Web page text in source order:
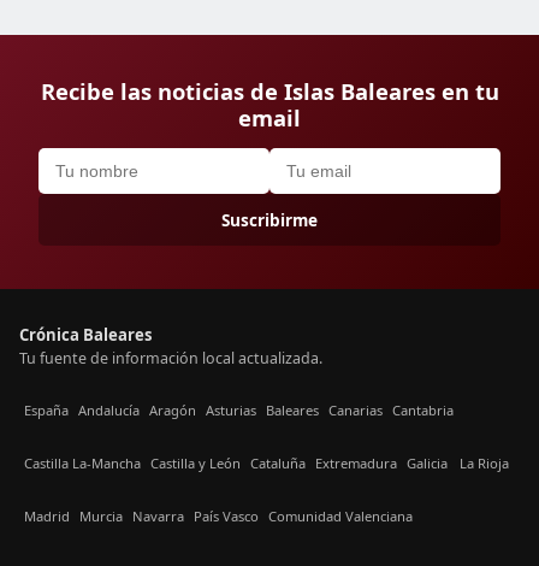
Recibe las noticias de Islas Baleares en tu
email
Suscribirme
Crónica Baleares
Tu fuente de información local actualizada.
España Andalucía Aragón Asturias Baleares Canarias Cantabria
Castilla La-Mancha Castilla y León Cataluña Extremadura Galicia La Rioja
Madrid Murcia Navarra País Vasco Comunidad Valenciana